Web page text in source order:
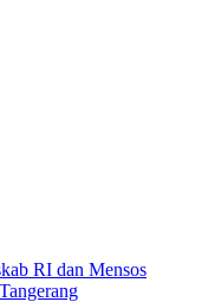
RI dan Mensos